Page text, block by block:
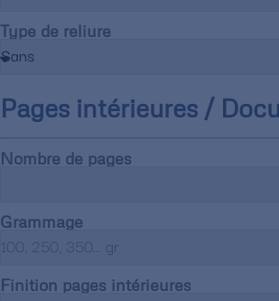
Type de reliure
Pages intérieures /
Nombre de pages
Grammage
Finition pages intérieures